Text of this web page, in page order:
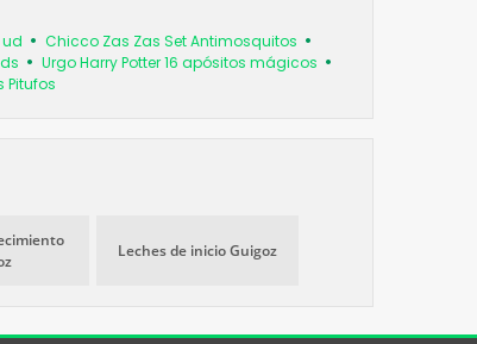
ud
Chicco Zas Zas Set Antimosquitos
Urgo Harry Potter 16 apósitos mágicos
Pitufos
Leches de inicio Guigoz